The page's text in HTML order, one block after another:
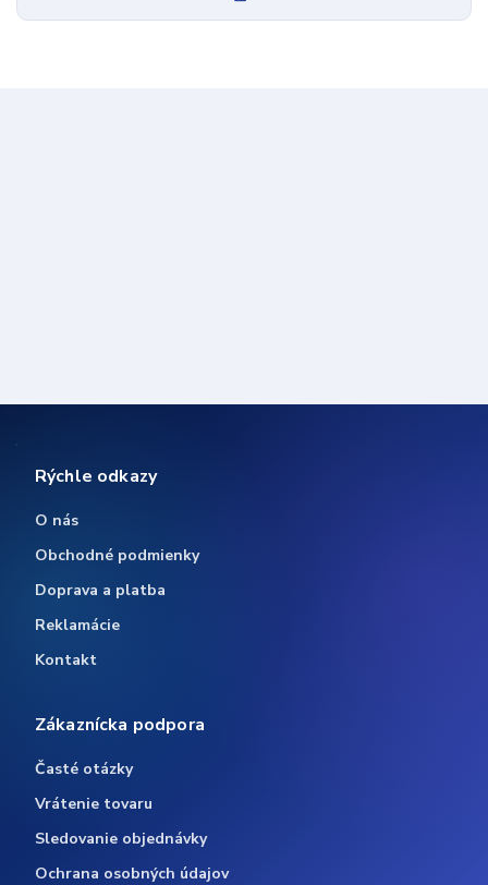
Rýchle odkazy
O nás
Obchodné podmienky
Doprava a platba
Reklamácie
Kontakt
Zákaznícka podpora
Časté otázky
Vrátenie tovaru
Sledovanie objednávky
Ochrana osobných údajov